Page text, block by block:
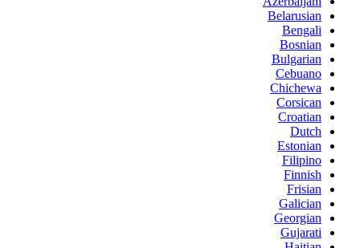
Belarusian
Bengali
Bosnian
Bulgarian
Cebuano
Chichewa
Corsican
Croatian
Dutch
Estonian
Filipino
Finnish
Frisian
Galician
Georgian
Gujarati